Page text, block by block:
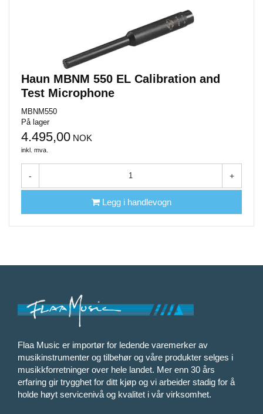
Haun MBNM 550 EL Calibration and
Test Microphone
MBNM550
På lager
4.495,00 NOK
inkl. mva.
- +
Legg i handlevogn
Flaa Music er importør for ledende varemerker av
musikinstrumenter og tilbehør og våre produkter selges i
musikkforretninger over hele landet. Mer enn 30 års
erfaring gir trygghet for ditt kjøp og vi arbeider stadig for å
holde høyt servicenivå og kvalitet i vår virksomhet.